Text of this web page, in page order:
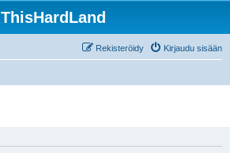
ThisHardLand
Kirjaudu sisään
Rekisteröidy